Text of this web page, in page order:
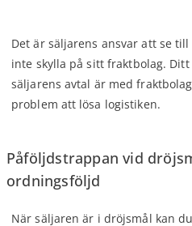
Det är säljarens ansvar att se
inte skylla på sitt fraktbolag.
säljarens avtal är med
problem att lösa logistiken.
Påföljdstrappan vid
ordningsföljd
När säljaren är i dröjsmål kan